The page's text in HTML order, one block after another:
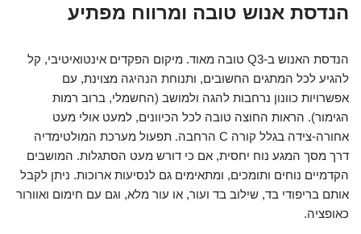
הנדסת אנוש טובה ומרווח מפתיע
הנדסת האנוש ב-Q3 טובה מאוד. מיקום הפקדים אינטואיטיבי, קל
להגיע לכל המתגים החשובים, ותנוחת הנהיגה מצוינת, עם
אפשרויות כוונון נרחבות להגה ולמושב (החשמלי, ברוב רמות
הגימור). הראות החוצה טובה לכל הכיוונים, למעט אולי מעט
אחורה-צידה בגלל קורה C הרחבה. תפעול מערכת המולטימדיה
דרך מסך המגע נוח יחסית, אם כי דורש מעט הסתגלות. המושבים
הקדמיים נוחים ותומכים, ומתאימים גם לנסיעות ארוכות. ניתן לקבל
אותם בריפודי בד, שילוב בד ועור, או עור מלא, וגם עם חימום ואוורור
כאופציה.